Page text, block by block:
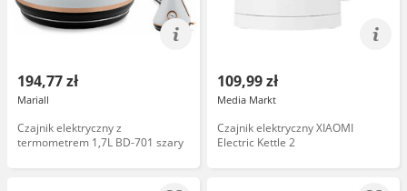
194,77 zł
Mariall
Czajnik elektryczny z
termometrem 1,7L BD-701 szary
109,99 zł
Media Markt
Czajnik elektryczny XIAOMI
Electric Kettle 2